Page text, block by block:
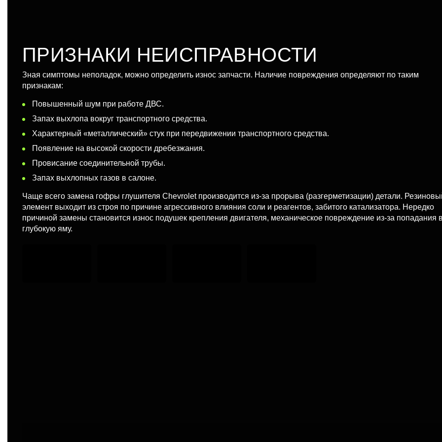
ПРИЗНАКИ НЕИСПРАВНОСТИ
Зная симптомы неполадок, можно определить износ запчасти. Наличие повреждения определяют по таким
признакам:
Повышенный шум при работе ДВС.
Запах выхлопа вокруг транспортного средства.
Характерный «металлический» стук при передвижении транспортного средства.
Появление на высокой скорости дребезжания.
Провисание соединительной трубы.
Запах выхлопных газов в салоне.
Чаще всего замена гофры глушителя Chevrolet производится из-за прорыва (разгерметизации) детали.
элемент выходит из строя по причине агрессивного влияния соли и реагентов, забитого катализатора. Нередко
причиной замены становится износ подушек крепления двигателя, механическое повреждение из-за попадания
глубокую яму.